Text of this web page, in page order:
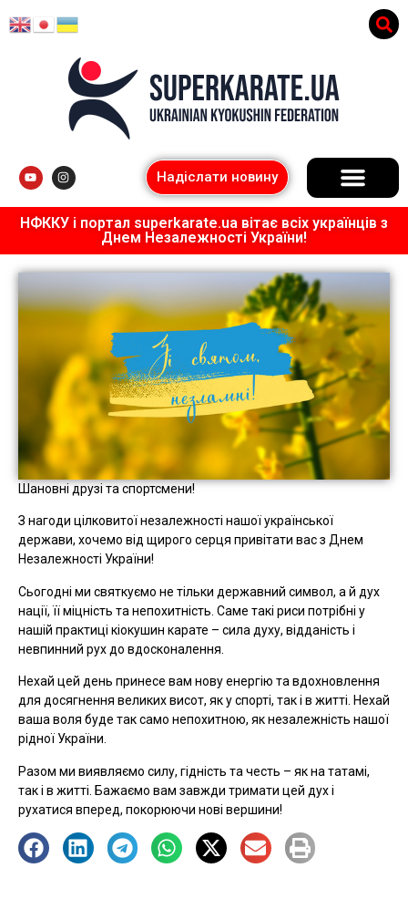
Надіслати новину
НФККУ і портал superkarate.ua вітає всіх українців з
Днем Незалежності України!
Шановні друзі та спортсмени!
З нагоди цілковитої незалежності нашої української
держави, хочемо від щирого серця привітати вас з Днем
Незалежності України!
Сьогодні ми святкуємо не тільки державний символ, а й дух
нації, її міцність та непохитність. Саме такі риси потрібні у
нашій практиці кіокушин карате – сила духу, відданість і
невпинний рух до вдосконалення.
Нехай цей день принесе вам нову енергію та вдохновлення
для досягнення великих висот, як у спорті, так і в житті. Нехай
ваша воля буде так само непохитною, як незалежність нашої
рідної України.
Разом ми виявляємо силу, гідність та честь – як на татамі,
так і в житті. Бажаємо вам завжди тримати цей дух і
рухатися вперед, покорюючи нові вершини!